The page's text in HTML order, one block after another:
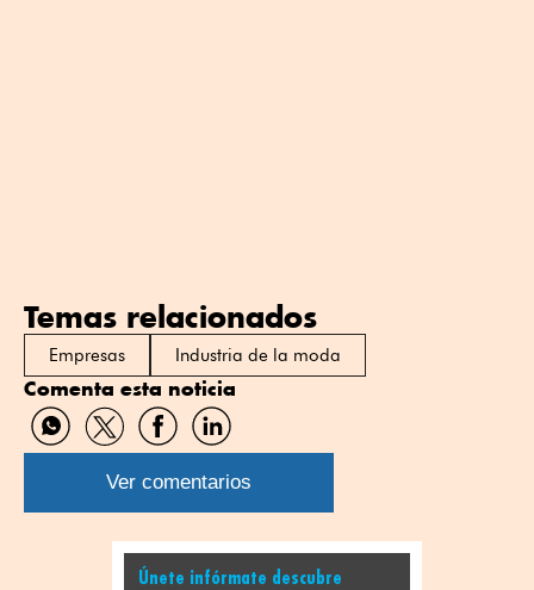
Temas relacionados
Empresas Industria de la moda
Comenta esta noticia
Compartir
por
WhatsApp
Compartir
por
Twitter
Compartir
por
Facebook
Compartir
por
Linkedin
Ver comentarios
Únete infórmate descubre